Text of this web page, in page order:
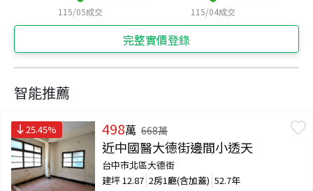
115/05成交 115/04成交
完整實價登錄
智能推薦
25.45% 498萬 668萬
近中國醫大德街邊間小透天
台中市北區大德街
建坪 12.87 2房1廳(含加蓋) 52.7年